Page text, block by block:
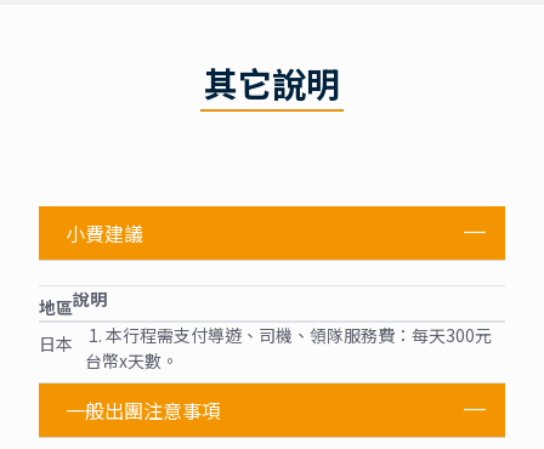
其它說明
小費建議
地區說明
日本
1. 本行程需支付導遊、司機、領隊服務費：每天300元
台幣x天數。
一般出團注意事項